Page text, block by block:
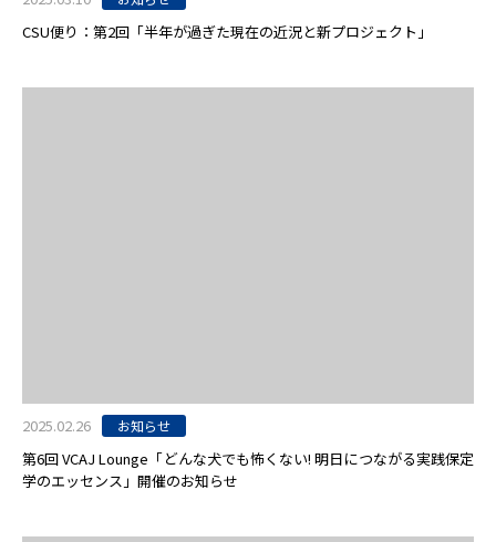
CSU便り：第2回「半年が過ぎた現在の近況と新プロジェクト」
2025.02.26 お知らせ
第6回 VCAJ Lounge「どんな犬でも怖くない! 明日につながる実践保定
学のエッセンス」開催のお知らせ